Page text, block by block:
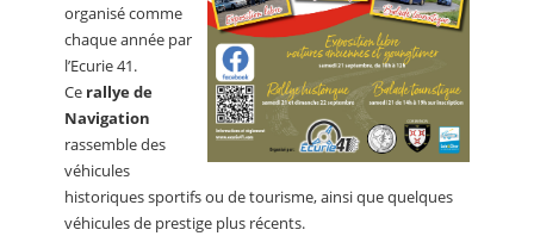
organisé comme
chaque année par
l’Ecurie 41.
Ce rallye de
Navigation
rassemble des
véhicules
historiques sportifs ou de tourisme, ainsi que quelques
véhicules de prestige plus récents.